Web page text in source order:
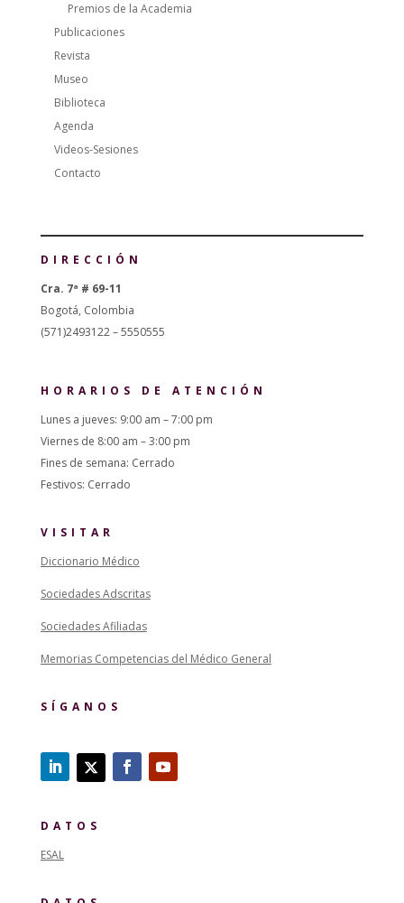
Premios de la Academia
Publicaciones
Revista
Museo
Biblioteca
Agenda
Videos-Sesiones
Contacto
DIRECCIÓN
Cra. 7ª # 69-11
Bogotá, Colombia
(571)2493122 – 5550555
HORARIOS DE ATENCIÓN
Lunes a jueves: 9:00 am – 7:00 pm
Viernes de 8:00 am – 3:00 pm
Fines de semana: Cerrado
Festivos: Cerrado
VISITAR
Diccionario Médico
Sociedades Adscritas
Sociedades Afiliadas
Memorias Competencias del Médico General
SÍGANOS
DATOS
ESAL